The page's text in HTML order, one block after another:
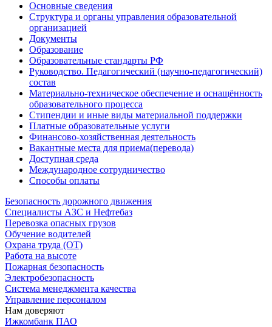
Основные сведения
Структура и органы управления образовательной
организацией
Документы
Образование
Образовательные стандарты РФ
Руководство. Педагогический (научно-педагогический)
состав
Материально-техническое обеспечение и оснащённость
образовательного процесса
Стипендии и иные виды материальной поддержки
Платные образовательные услуги
Финансово-хозяйственная деятельность
Вакантные места для приема(перевода)
Доступная среда
Международное сотрудничество
Способы оплаты
Безопасность дорожного движения
Специалисты АЗС и Нефтебаз
Перевозка опасных грузов
Обучение водителей
Охрана труда (ОТ)
Работа на высоте
Пожарная безопасность
Электробезопасность
Система менеджмента качества
Управление персоналом
Нам доверяют
Ижкомбанк ПАО